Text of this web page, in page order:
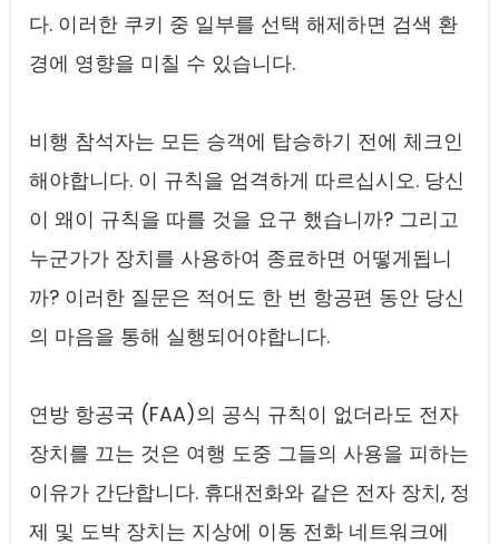
다. 이러한 쿠키 중 일부를 선택 해제하면 검색 환
경에 영향을 미칠 수 있습니다.
비행 참석자는 모든 승객에 탑승하기 전에 체크인
해야합니다. 이 규칙을 엄격하게 따르십시오. 당신
이 왜이 규칙을 따를 것을 요구 했습니까? 그리고
누군가가 장치를 사용하여 종료하면 어떻게됩니
까? 이러한 질문은 적어도 한 번 항공편 동안 당신
의 마음을 통해 실행되어야합니다.
연방 항공국 (FAA)의 공식 규칙이 없더라도 전자
장치를 끄는 것은 여행 도중 그들의 사용을 피하는
이유가 간단합니다. 휴대전화와 같은 전자 장치, 정
제 및 도박 장치는 지상에 이동 전화 네트워크에